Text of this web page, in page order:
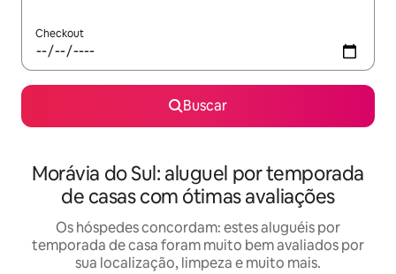
Checkout
Buscar
Morávia do Sul: aluguel por temporada
de casas com ótimas avaliações
Os hóspedes concordam: estes aluguéis por
temporada de casa foram muito bem avaliados por
sua localização, limpeza e muito mais.